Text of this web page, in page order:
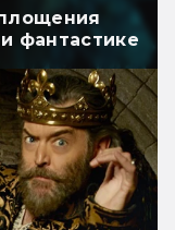
фантастике